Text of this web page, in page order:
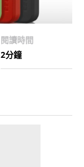
閱讀時間
2分鐘